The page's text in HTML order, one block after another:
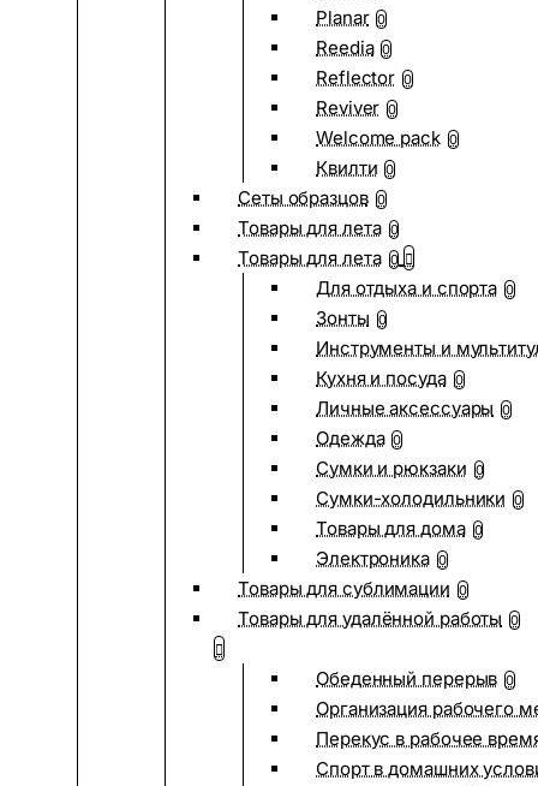
Planar 0
Reedia 0
Reflector 0
Reviver 0
Welcome pack 0
Квилти 0
Сеты образцов 0
Товары для лета 0
Товары для лета 0
Для отдыха и спорта 0
Зонты 0
Инструменты и
Кухня и посуда 0
Личные аксессуары 0
Одежда 0
Сумки и рюкзаки 0
Сумки-холодильники 0
Товары для дома 0
Электроника 0
Товары для сублимации 0
Товары для удалённой работы 0
Обеденный перерыв 0
Организация рабочего
Перекус в рабочее
Спорт в домашних